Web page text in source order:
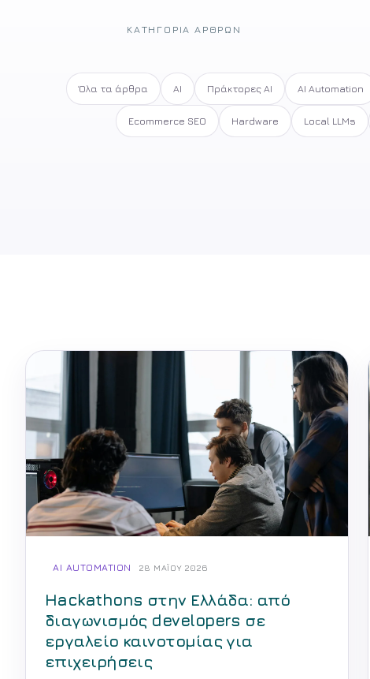
ΚΑΤΗΓΟΡΊΑ ΆΡΘΡΩΝ
Όλα τα άρθρα AI Πράκτορες AI AI Automation
Ecommerce SEO Hardware Local LLMs
AI AUTOMATION 28 ΜΑΪ́ΟΥ 2026
Hackathons στην Ελλάδα: από
διαγωνισμός developers σε
εργαλείο καινοτομίας για
επιχειρήσεις